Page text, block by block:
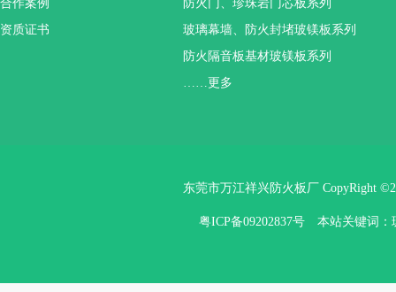
合作案例
资质证书
防火门、珍珠岩门芯板系列
玻璃幕墙、防火封堵玻镁板系列
防火隔音板基材玻镁板系列
……更多
东莞市万江祥兴防火板厂 CopyRight
粤ICP备09202837号 本站关键词：